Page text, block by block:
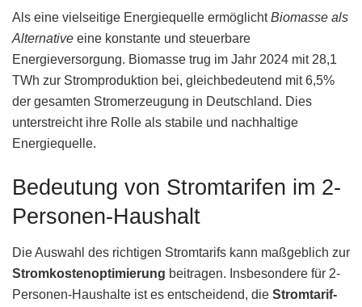
Als eine vielseitige Energiequelle ermöglichtBiomasse als
Alternative eine konstante und steuerbare
Energieversorgung. Biomasse trug im Jahr 2024 mit 28,1
TWh zur Stromproduktion bei, gleichbedeutend mit 6,5%
der gesamten Stromerzeugung in Deutschland. Dies
unterstreicht ihre Rolle als stabile und nachhaltige
Energiequelle.
Bedeutung von Stromtarifen im 2-
Personen-Haushalt
Die Auswahl des richtigen Stromtarifs kann maßgeblich zur
Stromkostenoptimierung beitragen. Insbesondere für 2-
Personen-Haushalte ist es entscheidend, die Stromtarif-